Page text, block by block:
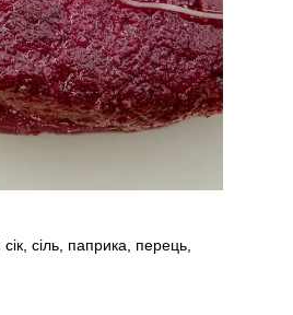
сіль, паприка, перець,